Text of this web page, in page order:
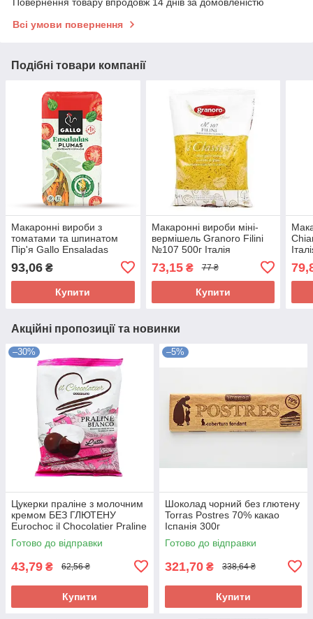
Повернення товару впродовж 14 днів за домовленістю
Всі умови повернення
Подібні товари компанії
Макаронні вироби з
томатами та шпинатом
Пір'я Gallo Ensaladas
93,06 ₴
Купити
Макаронні вироби міні-
вермішель Granoro Filini
№107 500г Італія
73,15₴ 77 ₴
Купити
Акційні пропозиції та новинки
–30%
Цукерки праліне з молочним
кремом БЕЗ ГЛЮТЕНУ
Eurochoc il Chocolatier Praline
Bianco 100г Іспанія
Готово до відправки
43,79 ₴ 62,56 ₴
Купити
–5%
Шоколад чорний без глютену
Torras Postres 70% какао
Іспанія 300г
Готово до відправки
321,70 ₴ 338,64 ₴
Купити